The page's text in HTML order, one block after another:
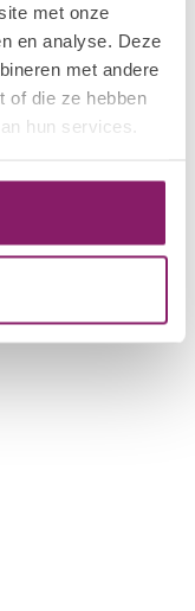
met onze
en analyse. Deze
met andere
of die ze hebben
hun services.